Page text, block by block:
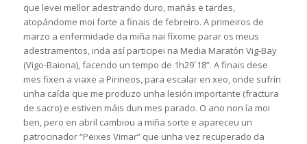
que levei mellor adestrando duro, mañás e tardes,
atopándome moi forte a finais de febreiro. A primeiros de
marzo a enfermidade da miña nai fíxome parar os meus
adestramentos, inda así participei na Media Maratón Vig-Bay
(Vigo-Baiona), facendo un tempo de 1h29´18”. A finais dese
mes fixen a viaxe a Pirineos, para escalar en xeo, onde sufrín
unha caída que me produzo unha lesión importante (fractura
de sacro) e estiven máis dun mes parado. O ano non ía moi
ben, pero en abril cambiou a miña sorte e apareceu un
patrocinador “Peixes Vimar” que unha vez recuperado da